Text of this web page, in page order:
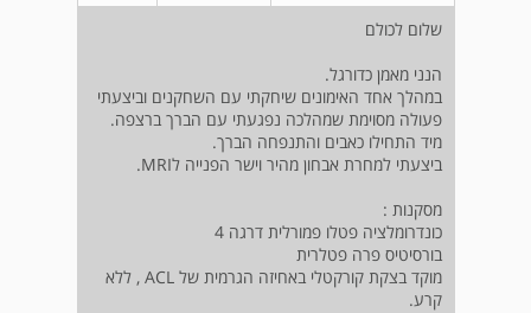
שלום לכולם
הנני מאמן כדורגל.
במהלך אחד האימונים שיחקתי עם השחקנים וביצעתי
פעולה מסוימת שמהלכה נפגעתי עם הברך ברצפה.
מיד התחילו כאבים והתנפחה הברך.
ביצעתי למחרת אבחון מהיר וישר הפנייה לMRI.
מסקנות :
כונדרומלציה פטלו פמורלית דרגה 4
בורסיטיס פרה פטלרית
מוקד בצקת קורקטלי באחיזה הגרמית של ACL , ללא
קרע.